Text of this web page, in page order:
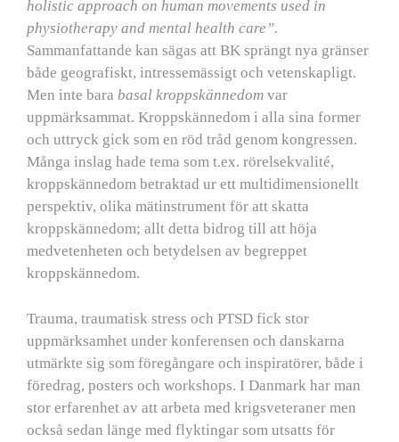
holistic approach on human movements used in
physiotherapy and mental health care”.
Sammanfattande kan sägas att BK sprängt nya gränser
både geografiskt, intressemässigt och vetenskapligt.
Men inte bara basal kroppskännedom var
uppmärksammat. Kroppskännedom i alla sina former
och uttryck gick som en röd tråd genom kongressen.
Många inslag hade tema som t.ex. rörelsekvalité,
kroppskännedom betraktad ur ett multidimensionellt
perspektiv, olika mätinstrument för att skatta
kroppskännedom; allt detta bidrog till att höja
medvetenheten och betydelsen av begreppet
kroppskännedom.
Trauma, traumatisk stress och PTSD fick stor
uppmärksamhet under konferensen och danskarna
utmärkte sig som föregångare och inspiratörer, både i
föredrag, posters och workshops. I Danmark har man
stor erfarenhet av att arbeta med krigsveteraner men
också sedan länge med flyktingar som utsatts för